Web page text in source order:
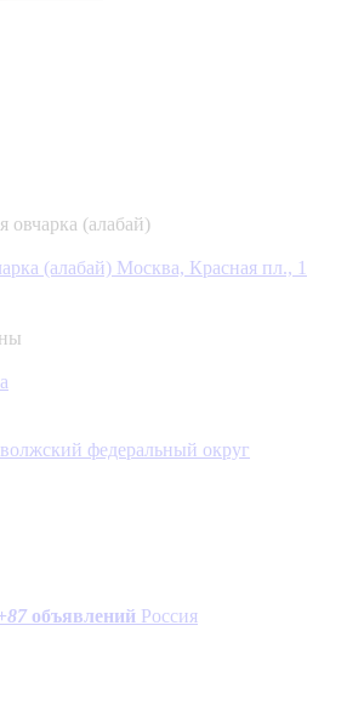
овчарка (алабай)
(алабай) Москва, Красная пл., 1
федеральный округ
87 объявлений Россия